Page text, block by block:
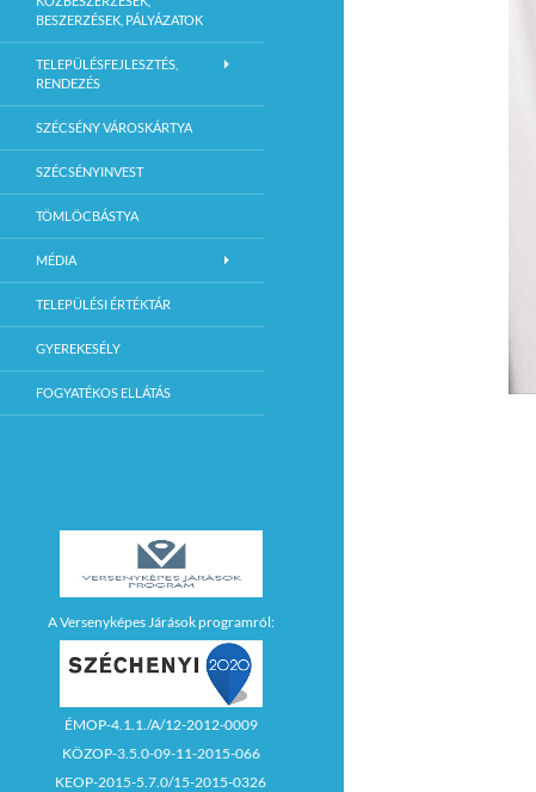
BESZERZÉSEK, PÁLYÁZATOK
TELEPÜLÉSFEJLESZTÉS,
RENDEZÉS
SZÉCSÉNY VÁROSKÁRTYA
SZÉCSÉNYINVEST
TÖMLÖCBÁSTYA
MÉDIA
TELEPÜLÉSI ÉRTÉKTÁR
GYEREKESÉLY
FOGYATÉKOS ELLÁTÁS
A Versenyképes Járások programról:
ÉMOP-4.1.1./A/12-2012-0009
KÖZOP-3.5.0-09-11-2015-066
KEOP-2015-5.7.0/15-2015-0326